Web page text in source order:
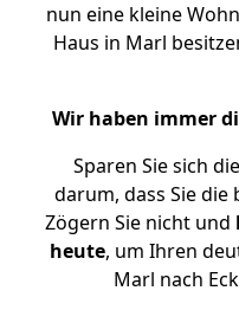
nun eine kleine
Haus in Marl
Wir haben immer
Sparen Sie sich
darum, dass Sie
Zögern Sie nicht und
heute, um Ihren
Marl nach